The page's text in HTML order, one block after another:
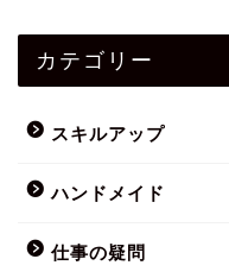
カテゴリー
スキルアップ
ハンドメイド
仕事の疑問